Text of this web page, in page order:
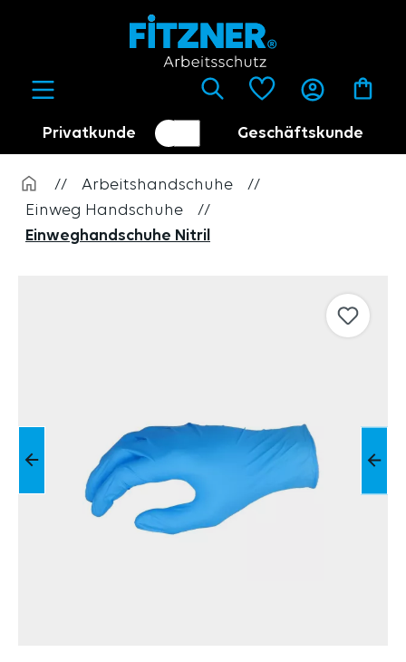
Privatkunde
Kundenumschalter
Geschäftskunde
Händler
// Arbeitshandschuhe
//
Einweg Handschuhe
//
Einweghandschuhe Nitril